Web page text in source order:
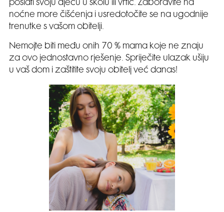
poslati svoju djecu u školu ili vrtić. Zaboravite na
noćne more čišćenja i usredotočite se na ugodnije
trenutke s vašom obitelji.
Nemojte biti među onih 70 % mama koje ne znaju
za ovo jednostavno rješenje. Spriječite ulazak ušiju
u vaš dom i zaštitite svoju obitelj već danas!